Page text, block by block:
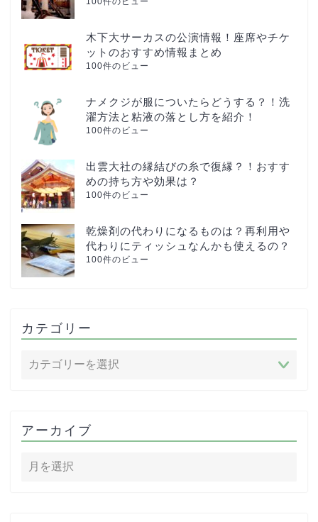
木下大サーカスの公演情報！座席やチケ
ットのおすすめ情報まとめ
100件のビュー
ナメクジが服についたらどうする？！洗
濯方法と粘液の落とし方を紹介！
100件のビュー
出雲大社の縁結びの糸で復縁？！おすす
めの持ち方や効果は？
100件のビュー
乾燥剤の代わりになるものは？再利用や
代わりにティッシュなんかも使えるの？
100件のビュー
カテゴリー
アーカイブ